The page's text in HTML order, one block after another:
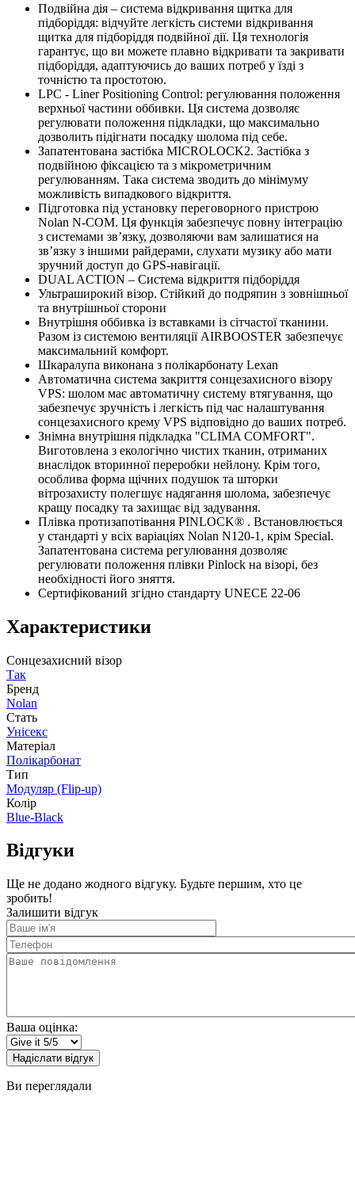
Подвійна дія – система відкривання щитка для
підборіддя: відчуйте легкість системи відкривання
щитка для підборіддя подвійної дії. Ця технологія
гарантує, що ви можете плавно відкривати та закривати
підборіддя, адаптуючись до ваших потреб у їзді з
точністю та простотою.
LPC - Liner Positioning Control: регулювання положення
верхньої частини оббивки. Ця система дозволяє
регулювати положення підкладки, що максимально
дозволить підігнати посадку шолома під себе.
Запатентована застібка MICROLOCK2. Застібка з
подвійною фіксацією та з мікрометричним
регулюванням. Така система зводить до мінімуму
можливість випадкового відкриття.
Підготовка під установку переговорного пристрою
Nolan N-COM. Ця функція забезпечує повну інтеграцію
з системами зв’язку, дозволяючи вам залишатися на
зв’язку з іншими райдерами, слухати музику або мати
зручний доступ до GPS-навігації.
DUAL ACTION – Система відкриття підборіддя
Ультраширокий візор. Стійкий до подряпин з зовнішньої
та внутрішньої сторони
Внутрішня оббивка із вставками із сітчастої тканини.
Разом із системою вентиляції AIRBOOSTER забезпечує
максимальний комфорт.
Шкаралупа виконана з полікарбонату Lexan
Автоматична система закриття сонцезахисного візору
VPS: шолом має автоматичну систему втягування, що
забезпечує зручність і легкість під час налаштування
сонцезахисного крему VPS відповідно до ваших потреб.
Знімна внутрішня підкладка "CLIMA COMFORT".
Виготовлена з екологічно чистих тканин, отриманих
внаслідок вторинної переробки нейлону. Крім того,
особлива форма щічних подушок та шторки
вітрозахисту полегшує надягання шолома, забезпечує
кращу посадку та захищає від задування.
Плівка протизапотівання PINLOCK® . Встановлюється
у стандарті у всіх варіаціях Nolan N120-1, крім Special.
Запатентована система регулювання дозволяє
регулювати положення плівки Pinlock на візорі, без
необхідності його зняття.
Сертифікований згідно стандарту UNECE 22-06
Характеристики
Сонцезахисний візор
Так
Бренд
Nolan
Стать
Унісекс
Матеріал
Полікарбонат
Тип
Модуляр (Flip-up)
Колір
Blue-Black
Відгуки
Ще не додано жодного відгуку. Будьте першим, хто це
зробить!
Залишити відгук
Ваше
ім'я
Телефон
Ваше
Ваша оцінка:
Надіслати відгук
Ви переглядали